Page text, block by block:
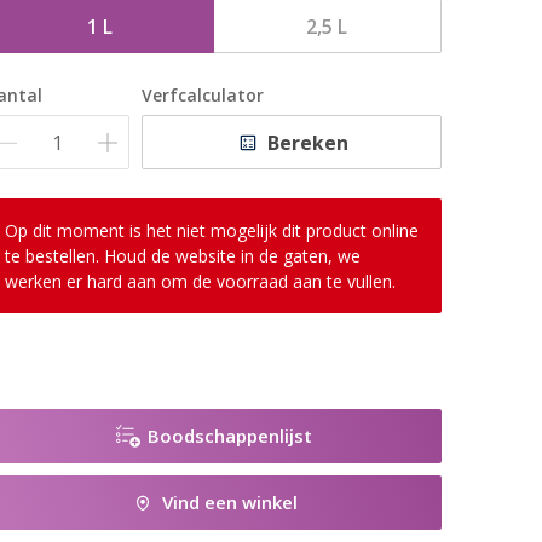
1 L 2,5 L
Verfcalculator
Bereken
Op dit moment is het niet mogelijk dit product online
te bestellen. Houd de website in de gaten, we
werken er hard aan om de voorraad aan te vullen.
Boodschappenlijst
Vind een winkel